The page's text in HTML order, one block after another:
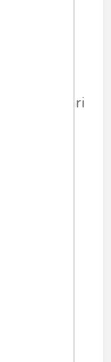
dari
dari
di
investor